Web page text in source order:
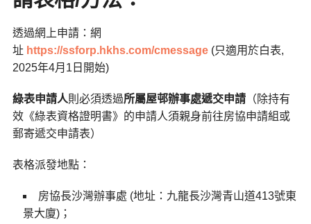
透過網上申請：網
址 https://ssforp.hkhs.com/cmessage(只適用於白表,
2025年4月1日開始)
綠表申請人則必須透過所屬屋邨辦事處遞交申請（除持有
效《綠表資格證明書》的申請人須親身前往房協申請組或
郵寄遞交申請表）
表格派發地點：
房協長沙灣辦事處 (地址：九龍長沙灣青山道413號東
景大廈)；